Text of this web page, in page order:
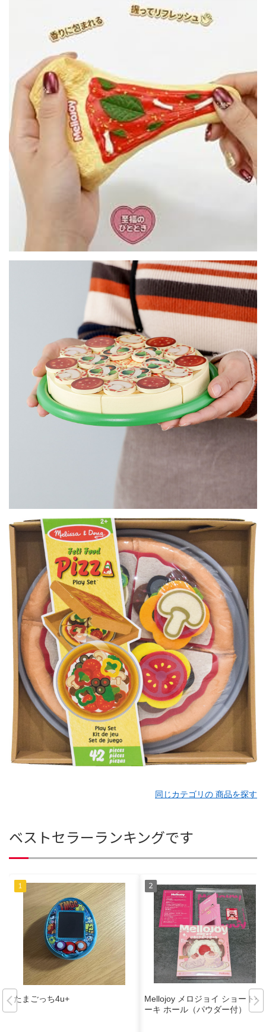
同じカテゴリの 商品を探す
ベストセラーランキングです
たまごっち4u+
Mellojoy メロジョイ ショートケ
ーキ ホール（パウダー付）